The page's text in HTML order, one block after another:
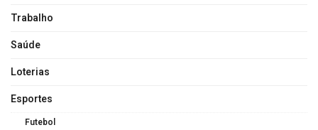
Trabalho
Saúde
Loterias
Esportes
Futebol